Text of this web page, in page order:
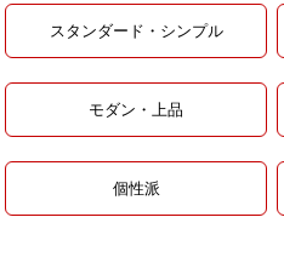
スタンダード・シンプル
モダン・上品
個性派